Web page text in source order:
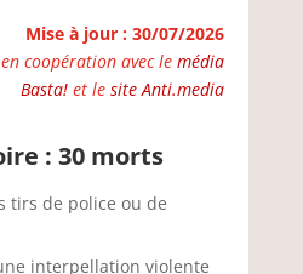
Mise à jour : 30/07/2026
coopération avec lemédia
Basta! et lesite Anti.media
: 30 morts
tirs de police ou de
interpellation violente